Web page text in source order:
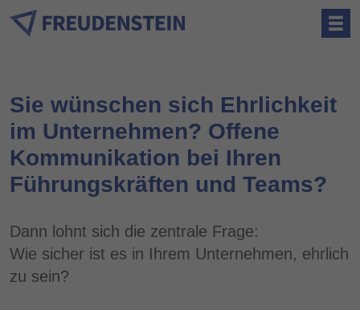
Sie wünschen sich Ehrlichkeit
im Unternehmen? Offene
Kommunikation bei Ihren
Führungskräften und Teams?
Dann lohnt sich die zentrale Frage:
Wie sicher ist es in Ihrem Unternehmen, ehrlich
zu sein?